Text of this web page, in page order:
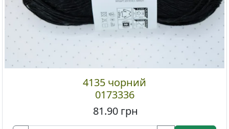
4135 чорний
0173336
81.90 грн